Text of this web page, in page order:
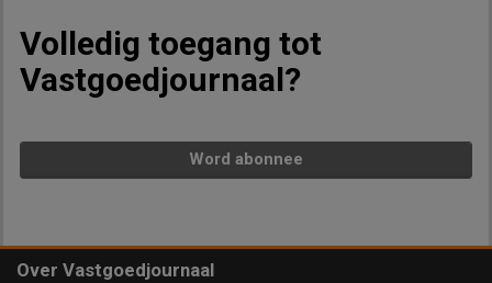
Volledig toegang tot
Vastgoedjournaal?
Word abonnee
Over Vastgoedjournaal